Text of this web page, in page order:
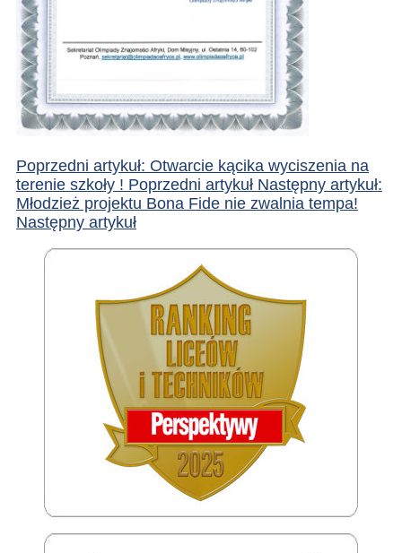
Poprzedni artykuł: Otwarcie kącika wyciszenia na
terenie szkoły ! Poprzedni artykuł Następny artykuł:
Młodzież projektu Bona Fide nie zwalnia tempa!
Następny artykuł